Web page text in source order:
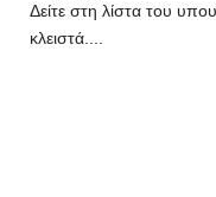
Δείτε στη λίστα του
κλειστά....